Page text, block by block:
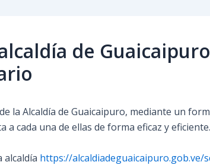
de
la Alcaldía de Guaicaipuro, mediante un
cada una de ellas de forma eficaz y eficiente.
alcaldía https://alcaldiadeguaicaipuro.gob.ve/